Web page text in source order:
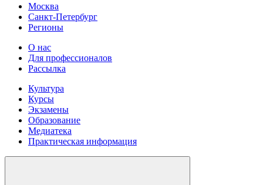
Москва
Санкт-Петербург
Регионы
О нас
Для профессионалов
Рассылка
Культура
Курсы
Экзамены
Образование
Медиатека
Практическая информация